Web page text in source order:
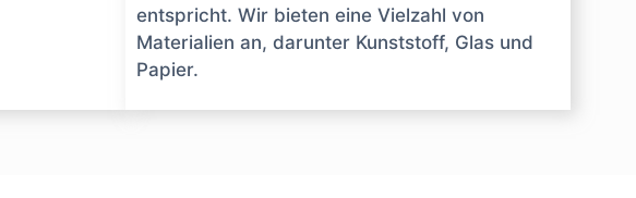
entspricht. Wir bieten eine Vielzahl von
Materialien an, darunter Kunststoff, Glas und
Papier.